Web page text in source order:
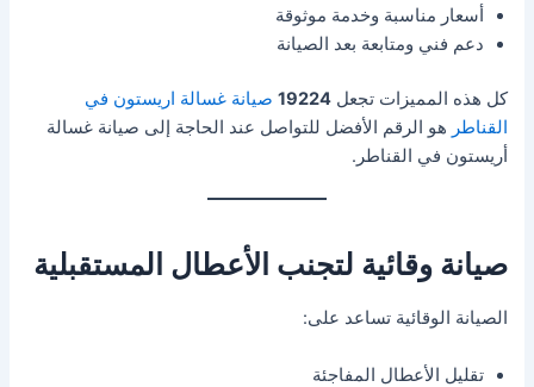
أسعار مناسبة وخدمة موثوقة
دعم فني ومتابعة بعد الصيانة
كل هذه المميزات تجعل19224 صيانة غسالة اريستون في
القناطر هو الرقم الأفضل للتواصل عند الحاجة إلى صيانة غسالة
أريستون في القناطر.
صيانة وقائية لتجنب الأعطال المستقبلية
الصيانة الوقائية تساعد على:
تقليل الأعطال المفاجئة